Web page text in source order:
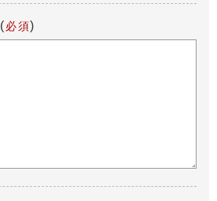
( 必須)